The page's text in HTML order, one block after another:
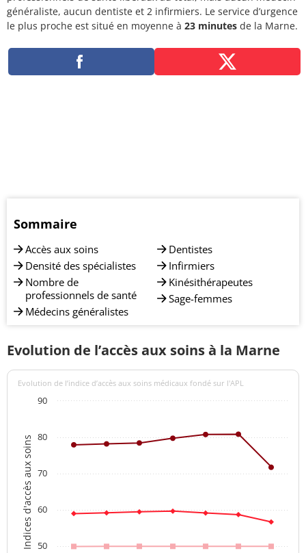
généraliste, aucun dentiste et 2 infirmiers. Le service d’urgence
le plus proche est situé en moyenne à 23 minutes de la Marne.
Sommaire
Accès aux soins
Densité des spécialistes
Nombre de
professionnels de santé
Médecins généralistes
Dentistes
Infirmiers
Kinésithérapeutes
Sage-femmes
Evolution de l’accès aux soins à la Marne
Indices d'accès aux soins
Evolution de l’indice d’accès aux soins médicaux fondé sur l'APL
50
60
70
80
90